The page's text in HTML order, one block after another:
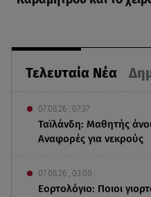
Τελευταία Νέα
07.08.26 , 07:37
Ταϊλάνδη: Μαθητής
Αναφορές για νεκρούς
07.08.26 , 03:00
Εορτολόγιο: Ποιοι